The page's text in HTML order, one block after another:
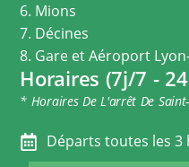
6. Mions
7. Décines
8. Gare et Aéroport
Horaires (7j/7 -
* Horaires De L'arrêt De
Départs toutes les 3